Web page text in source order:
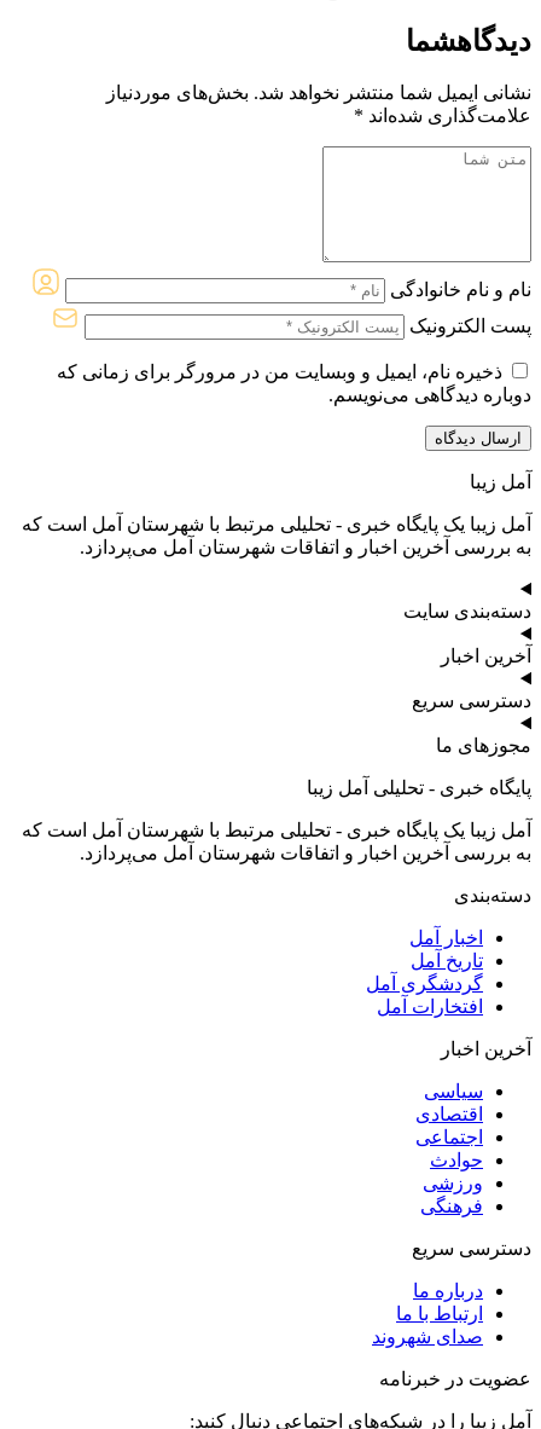
دیدگاهشما
نشانی ایمیل شما منتشر نخواهد شد. بخش‌های موردنیاز
علامت‌گذاری شده‌اند *
نام و نام خانوادگی
پست الکترونیک
ذخیره نام، ایمیل و وبسایت من در مرورگر برای زمانی که
دوباره دیدگاهی می‌نویسم.
آمل زیبا
آمل زیبا یک پایگاه خبری - تحلیلی مرتبط با شهرستان آمل است که
به بررسی آخرین اخبار و اتفاقات شهرستان آمل می‌پردازد.
دسته‌بندی سایت
آخرین اخبار
دسترسی سریع
مجوزهای ما
پایگاه خبری - تحلیلی آمل زیبا
آمل زیبا یک پایگاه خبری - تحلیلی مرتبط با شهرستان آمل است که
به بررسی آخرین اخبار و اتفاقات شهرستان آمل می‌پردازد.
دسته‌بندی
اخبار آمل
تاریخ آمل
گردشگری آمل
افتخارات آمل
آخرین اخبار
سیاسی
اقتصادی
اجتماعی
حوادث
ورزشی
فرهنگی
دسترسی سریع
درباره ما
ارتباط با ما
صدای شهروند
عضویت در خبرنامه
آمل زیبا را در شبکه‌های اجتماعی دنبال کنید: